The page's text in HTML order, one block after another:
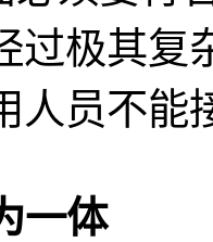
过极其复
人员不能
一体